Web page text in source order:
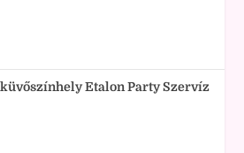
Etalon Party Szervíz